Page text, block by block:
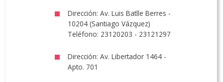
Dirección: Av. Luis Batlle Berres -
10204 (Santiago Vázquez)
Teléfono: 23120203 - 23121297
Dirección: Av. Libertador 1464 -
Apto. 701